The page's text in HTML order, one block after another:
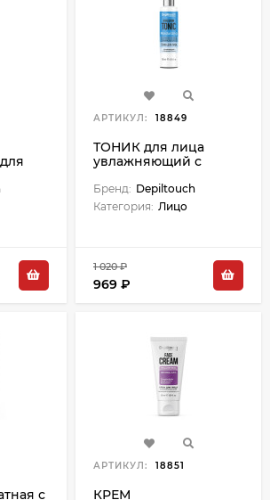
АРТИКУЛ: 18849
ТОНИК для лица
увлажняющий с
кислотой - 200 мл
Бренд: Depiltouch
Категория: Лицо
1 020 ₽
969 ₽
с
АРТИКУЛ: 18851
КРЕМ